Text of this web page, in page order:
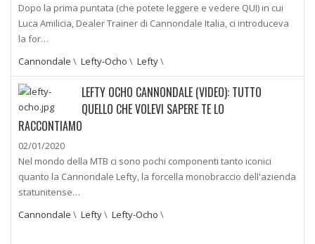
Dopo la prima puntata (che potete leggere e vedere QUI) in cui
Luca Amilicia, Dealer Trainer di Cannondale Italia, ci introduceva
la for…
Cannondale \ Lefty-Ocho \ Lefty\
LEFTY OCHO CANNONDALE (VIDEO): TUTTO
QUELLO CHE VOLEVI SAPERE TE LO
RACCONTIAMO
02/01/2020
Nel mondo della MTB ci sono pochi componenti tanto iconici
quanto la Cannondale Lefty, la forcella monobraccio dell'azienda
statunitense…
Cannondale \ Lefty\ Lefty-Ocho \